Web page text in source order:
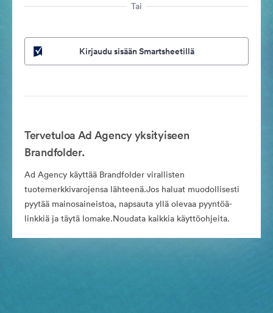
Tai
Kirjaudu sisään Smartsheetillä
Tervetuloa Ad Agency yksityiseen
Brandfolder.
Ad Agency käyttää Brandfolder virallisten
tuotemerkkivarojensa lähteenä.Jos haluat muodollisesti
pyytää mainosaineistoa, napsauta yllä olevaa pyyntöä-
linkkiä ja täytä lomake.Noudata kaikkia käyttöohjeita.